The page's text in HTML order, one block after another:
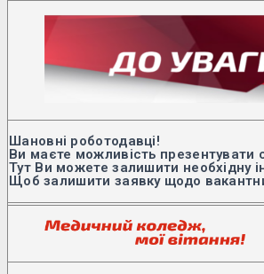
Шановні роботодавці!
Ви маєте можливість презентувати
Тут Ви можете залишити необхідну
Щоб залишити заявку щодо